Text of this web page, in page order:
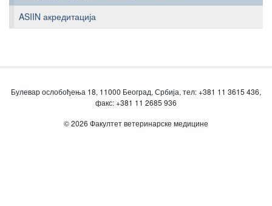
ASIIN акредитација
Булевар ослобођења 18, 11000 Београд, Србија, тел: +381 11 3615 436,
факс: +381 11 2685 936
© 2026 Факултет ветеринарске медицине